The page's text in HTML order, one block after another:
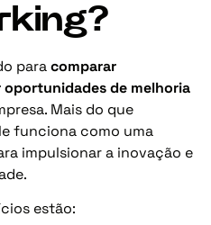
paracomparar
de melhoria
Mais do que
funciona como uma
impulsionar a inovação e
estão: